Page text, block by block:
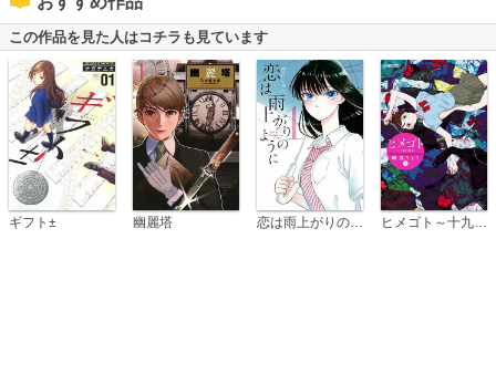
この作品を見た人はコチラも見ています
ギフト± 幽麗塔 ヒメゴト～十九歳の制服～